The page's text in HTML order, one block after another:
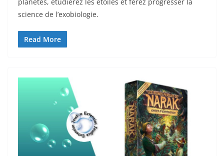
science de l’exobiologie.
Read More